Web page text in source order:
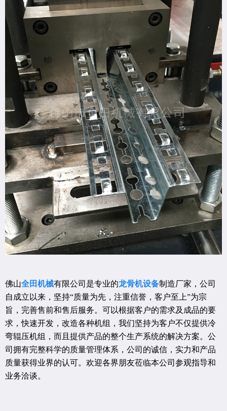
佛山全田机械有限公司是专业的龙骨机设备制造厂家，公司
自成立以来，坚持“质量为先，注重信誉，客户至上”为宗
旨，完善售前和售后服务。可以根据客户的需求及成品的要
求，快速开发，改造各种机组，我们坚持为客户不仅提供冷
弯辊压机组，而且提供产品的整个生产系统的解决方案。公
司拥有完整科学的质量管理体系，公司的诚信，实力和产品
质量获得业界的认可。欢迎各界朋友莅临本公司参观指导和
业务洽谈。